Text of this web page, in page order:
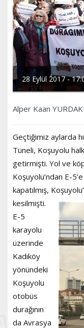
28 Eylül 2017 -
Alper Kaan
Geçtiğimiz aylarda
Tüneli, Koşuyolu
getirmişti. Yol ve
Koşuyolu’ndan E-
kapatılmış,
kesilmişti.
E-5
karayolu
üzerinde
Kadıköy
yönündeki
Koşuyolu
otobüs
durağının
da Avrasya